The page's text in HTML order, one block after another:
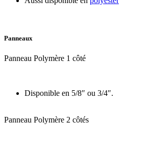
Panneaux
Panneau Polymère 1 côté
Disponible en 5/8″ ou 3/4″.
Panneau Polymère 2 côtés